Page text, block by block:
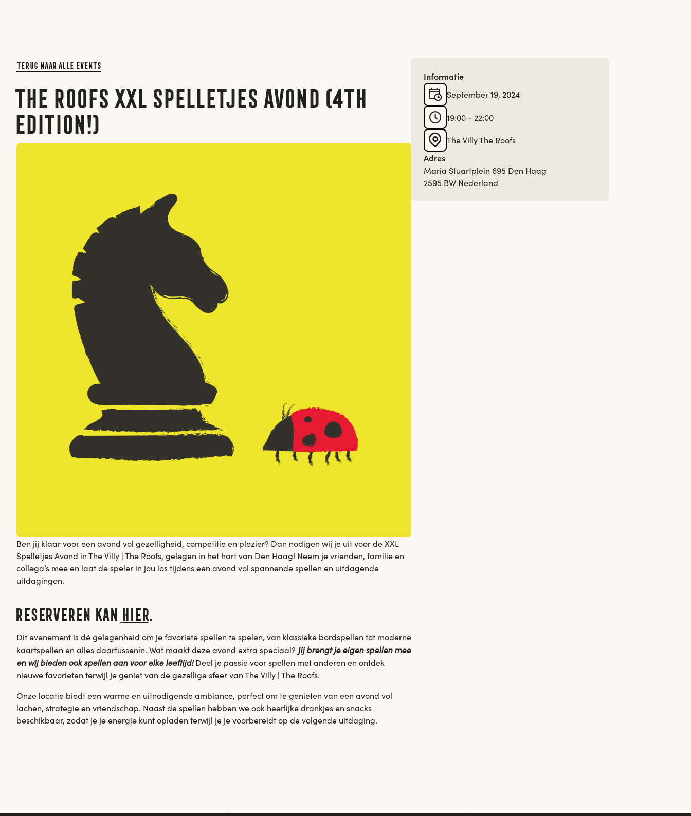
Den haag
Terug naar alle events
The Roofs XXL Spelletjes Avond (4th
edition!)
19/9/24
Ben jij klaar voor een avond vol gezelligheid, competitie en plezier? Dan nodigen wij je uit voor de XXL
Spelletjes Avond in The Villy | The Roofs, gelegen in het hart van Den Haag! Neem je vrienden, familie en
collega’s mee en laat de speler in jou los tijdens een avond vol spannende spellen en uitdagende
uitdagingen.
Reserveren kan hier.
Dit evenement is dé gelegenheid om je favoriete spellen te spelen, van klassieke bordspellen tot moderne
kaartspellen en alles daartussenin. Wat maakt deze avond extra speciaal? Jij brengt je eigen spellen mee
en wij bieden ook spellen aan voor elke leeftijd!Deel je passie voor spellen met anderen en ontdek
nieuwe favorieten terwijl je geniet van de gezellige sfeer van The Villy | The Roofs.
Onze locatie biedt een warme en uitnodigende ambiance, perfect om te genieten van een avond vol
lachen, strategie en vriendschap. Naast de spellen hebben we ook heerlijke drankjes en snacks
beschikbaar, zodat je je energie kunt opladen terwijl je je voorbereidt op de volgende uitdaging.
Informatie
September 19, 2024
19:00 - 22:00
The Villy The Roofs
Adres
Maria Stuartplein 695 Den Haag
2595 BW Nederland